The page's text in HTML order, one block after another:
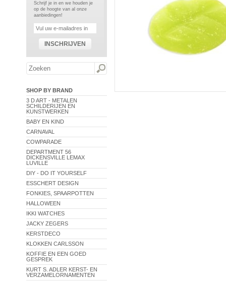
Schrijf je in en we houden je
op de hoogte van al onze
aanbiedingen!
INSCHRIJVEN
SHOP BY BRAND
3 D ART - METALEN
SCHILDERIJEN EN
KUNSTWERKEN
BABY EN KIND
CARNAVAL
COWPARADE
DEPARTMENT 56
DICKENSVILLE LEMAX
LUVILLE
DIY - DO IT YOURSELF
ESSCHERT DESIGN
FONKIES, SPAARPOTTEN
HALLOWEEN
IKKI WATCHES
JACKY ZEGERS
KERSTDECO
KLOKKEN CARLSSON
KOFFIE EN EEN GOED
GESPREK
KURT S. ADLER KERST- EN
VERZAMELORNAMENTEN